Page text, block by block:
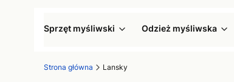
Sprzęt myśliwski Odzież myśliwska
Strona główna Lansky